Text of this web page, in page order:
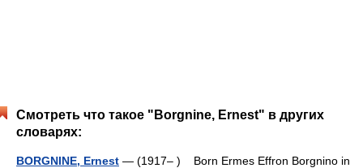
Смотреть что такое "Borgnine, Ernest" в других
словарях:
BORGNINE, Ernest — (1917– ) Born Ermes Effron Borgnino in